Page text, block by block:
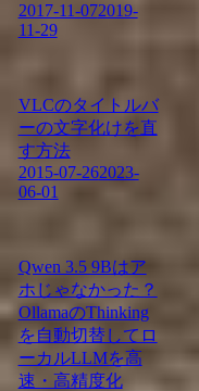
2017-11-072019-
11-29
VLCのタイトルバ
ーの文字化けを直
す方法
2015-07-262023-
06-01
Qwen 3.5 9Bはア
ホじゃなかった？
OllamaのThinking
を自動切替してロ
ーカルLLMを高
速・高精度化